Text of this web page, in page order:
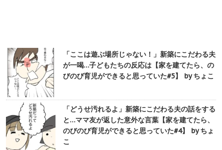
「ここは遊ぶ場所じゃない！」新築にこだわる夫
が一喝…子どもたちの反応は【家を建てたら、の
びのび育児ができると思っていた#5】 by ちょこ
「どうせ汚れるよ」新築にこだわる夫の話をする
と…ママ友が返した意外な言葉【家を建てたら、
のびのび育児ができると思っていた#4】 by ちょ
こ